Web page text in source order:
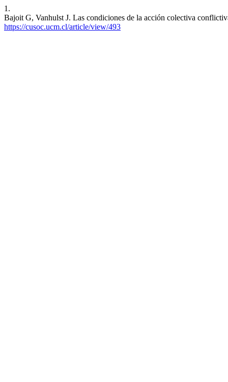
1.
Bajoit G, Vanhulst J. Las condiciones de la acción colectiva
https://cusoc.ucm.cl/article/view/493